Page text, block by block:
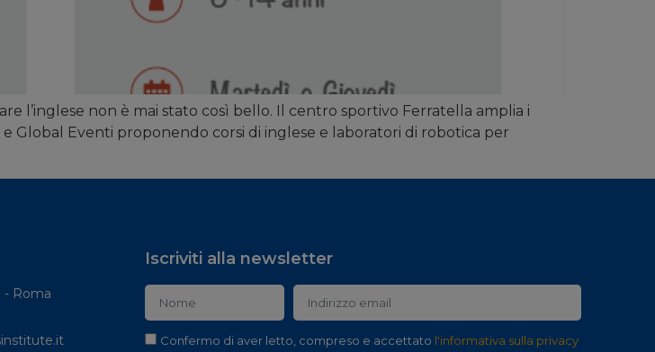
l’inglese non è mai stato così bello. Il centro sportivo Ferratella amplia i
Global Eventi proponendo corsi di inglese e laboratori di robotica per
- Roma
Iscriviti alla newsletter
Confermo di aver letto, compreso e accettato l'informativa sulla privacy